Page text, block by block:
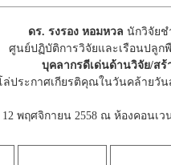
ดร. รงรอง หอมหวล นักวิจัยช
ศูนย์ปฏิบัติการวิจัยและเรือนปลูก
บุคลากรดีเด่นด้านวิจัย/สร้
ล่ประกาศเกียรติคุณในวันคล้ายวั
พฤศจิกายน 2558 ณ ห้องคอนเ